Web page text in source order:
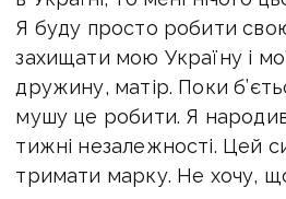
Я буду просто робити
захищати мою Україну і
дружину, матір. Поки
мушу це робити. Я
тижні незалежності. Цей
тримати марку. Не хочу,